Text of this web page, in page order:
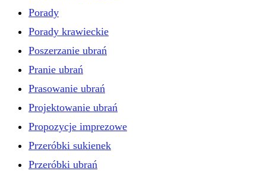
Porady
Porady krawieckie
Poszerzanie ubrań
Pranie ubrań
Prasowanie ubrań
Projektowanie ubrań
Propozycje imprezowe
Przeróbki sukienek
Przeróbki ubrań